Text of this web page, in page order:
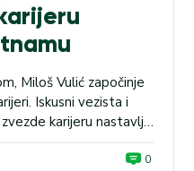
Miloš Vulić započinje
Iskusni vezista i
karijeru nastavlja
predstavljen kao novo
Dong Nai. Rođeni 0